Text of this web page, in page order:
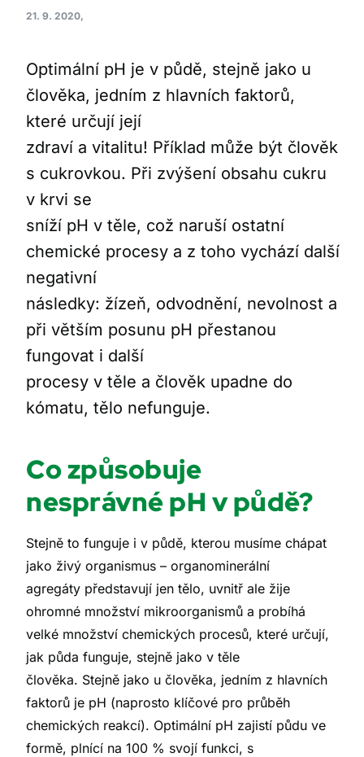
21. 9. 2020,
Optimální pH je v půdě, stejně jako u
člověka, jedním z hlavních faktorů,
které určují její
zdraví a vitalitu! Příklad může být člověk
s cukrovkou. Při zvýšení obsahu cukru
v krvi se
sníží pH v těle, což naruší ostatní
chemické procesy a z toho vychází další
negativní
následky: žízeň, odvodnění, nevolnost a
při větším posunu pH přestanou
fungovat i další
procesy v těle a člověk upadne do
kómatu, tělo nefunguje.
Co způsobuje
nesprávné pH v půdě?
Stejně to funguje i v půdě, kterou musíme chápat
jako živý organismus – organominerální
agregáty představují jen tělo, uvnitř ale žije
ohromné množství mikroorganismů a probíhá
velké množství chemických procesů, které určují,
jak půda funguje, stejně jako v těle
člověka. Stejně jako u člověka, jedním z hlavních
faktorů je pH (naprosto klíčové pro průběh
chemických reakcí). Optimální pH zajistí půdu ve
formě, plnící na 100 % svojí funkci, s